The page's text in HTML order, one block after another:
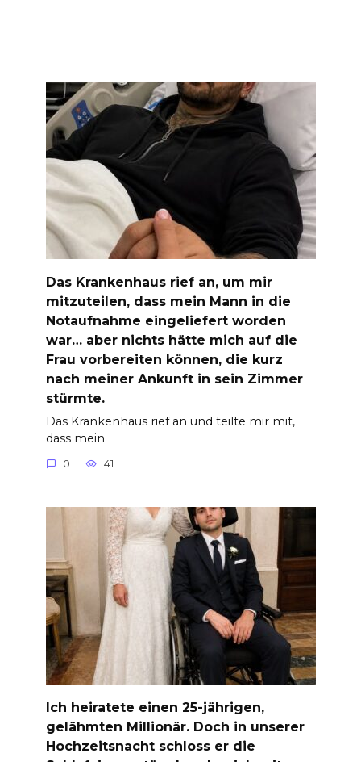
Das Krankenhaus rief an, um mir
mitzuteilen, dass mein Mann in die
Notaufnahme eingeliefert worden
war… aber nichts hätte mich auf die
Frau vorbereiten können, die kurz
nach meiner Ankunft in sein Zimmer
stürmte.
Das Krankenhaus rief an und teilte mir mit,
dass mein
0 41
Ich heiratete einen 25-jährigen,
gelähmten Millionär. Doch in unserer
Hochzeitsnacht schloss er die